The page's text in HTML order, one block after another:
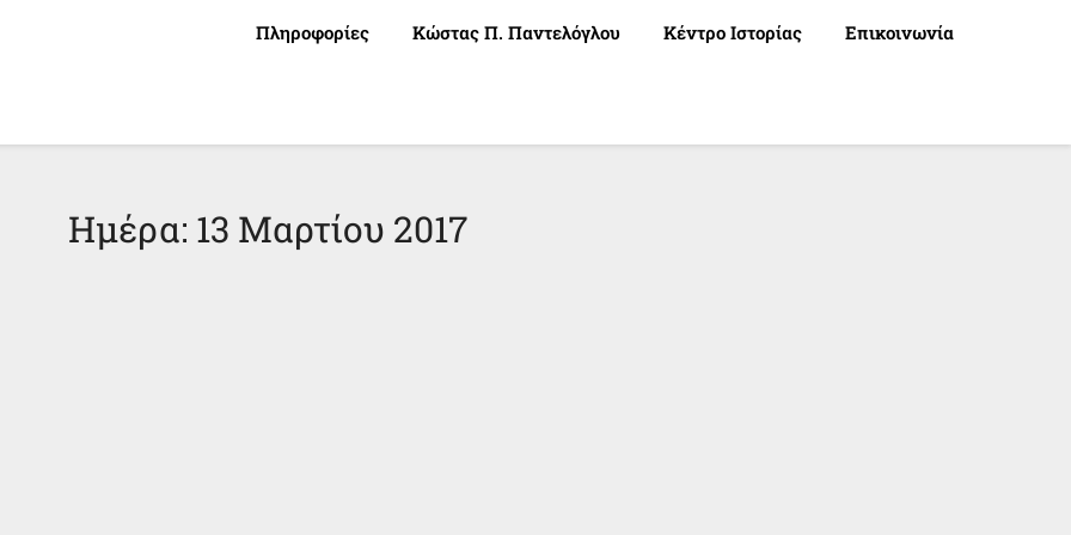
Πληροφορίες Κώστας Π. Παντελόγλου Κέντρο Ιστορίας Επικοινωνία
Ημέρα: 13 Μαρτίου 2017